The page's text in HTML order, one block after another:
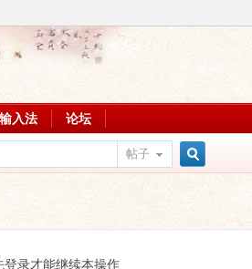
输入法 论坛
帖子
登录才能继续本操作